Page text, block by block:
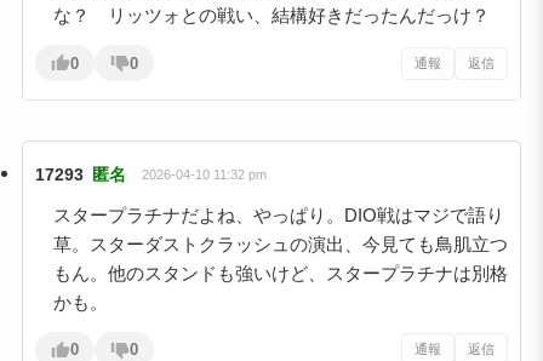
な？ リッツォとの戦い、結構好きだったんだっけ？
0 0 通報 返信
17293 匿名 2026-04-10 11:32 pm
スタープラチナだよね、やっぱり。DIO戦はマジで語り
草。スターダストクラッシュの演出、今見ても鳥肌立つ
もん。他のスタンドも強いけど、スタープラチナは別格
かも。
0 0 通報 返信